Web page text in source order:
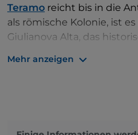
Teramo reicht bis in die
als römische Kolonie, ist
Giulianova Alta, das
Giulianova Lido
Mehr anzeigen